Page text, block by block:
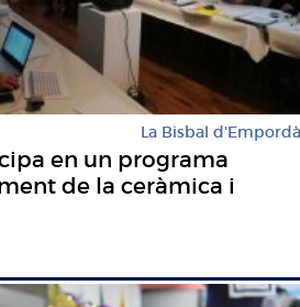
La Bisbal d'Empordà
en un programa
de la ceràmica i